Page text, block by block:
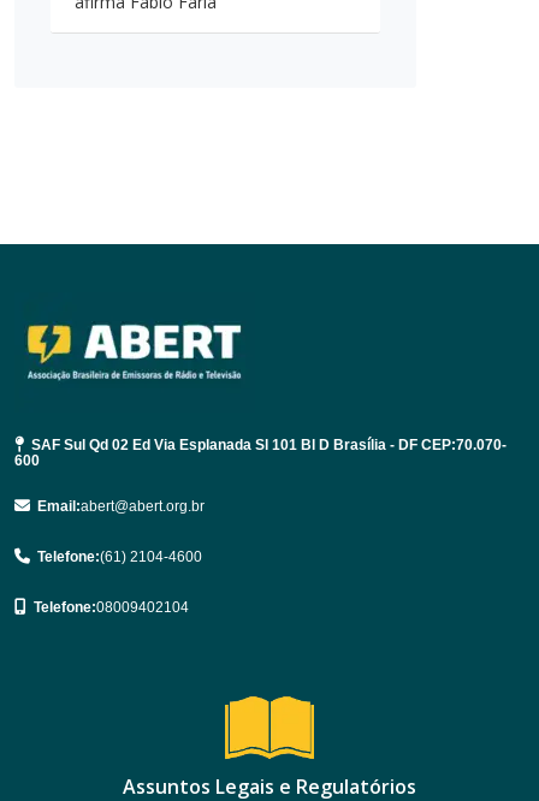
SAF Sul Qd 02 Ed Via Esplanada Sl 101 Bl D Brasília - DF CEP:70.070-
600
Email:abert@abert.org.br
Telefone:(61) 2104-4600
Telefone:08009402104
Assuntos Legais e Regulatórios